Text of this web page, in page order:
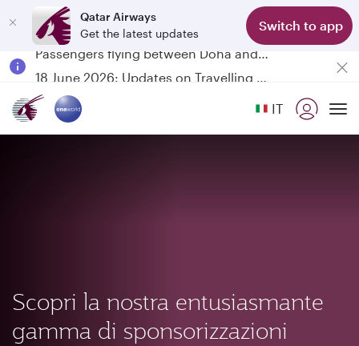
Qatar Airways
Get the latest updates
Switch to app
Passengers flying between Doha and Auckland on QR914 and QR915
Qatar Airways Expands Global Network to over 160 Destinations
IT
Scopri la nostra entusiasmante
gamma di sponsorizzazioni